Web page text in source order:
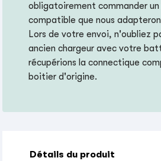
obligatoirement commander un
compatible que nous
Lors de votre envoi, n'oubliez
ancien chargeur avec votre
récupérions la connectique
boitier d'origine.
Détails du produit